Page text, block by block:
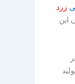
زرد
این